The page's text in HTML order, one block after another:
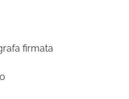
firmata